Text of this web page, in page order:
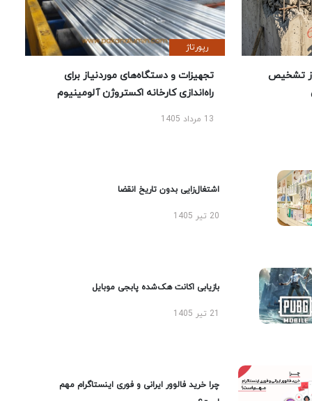
تشخیص
رپورتاژ
تجهیزات و دستگاه‌های موردنیاز برای
راه‌اندازی کارخانه اکستروژن آلومینیوم
13 مرداد 1405
اشتغال‌زایی بدون تاریخ انقضا
20 تیر 1405
بازیابی اکانت هک‌شده پابجی موبایل
چرا خرید فالوور ایرانی و فوری اینستاگرام مهم